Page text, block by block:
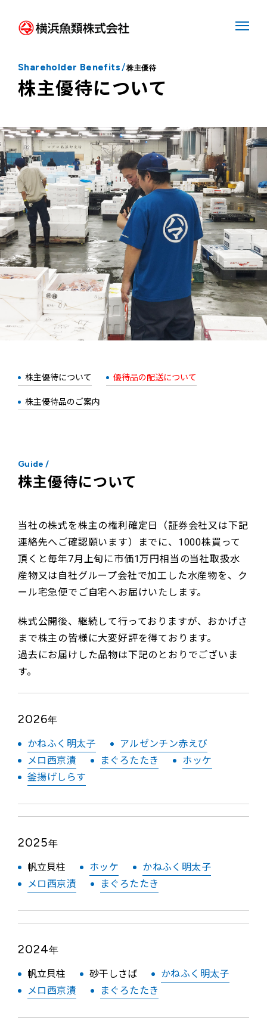
Shareholder Benefits/株主優待
株主優待について
株主優待について 優待品の配送について
株主優待品のご案内
Guide /
株主優待について
当社の株式を株主の権利確定日（証券会社又は下記
連絡先へご確認願います）までに、1000株買って
頂くと毎年7月上旬に市価1万円相当の当社取扱水
産物又は自社グループ会社で加工した水産物を、ク
ール宅急便でご自宅へお届けいたします。
株式公開後、継続して行っておりますが、おかげさ
まで株主の皆様に大変好評を得ております。
過去にお届けした品物は下記のとおりでございま
す。
2026年
かねふく明太子
アルゼンチン赤えび
メロ西京漬
まぐろたたき
ホッケ
釜揚げしらす
2025年
帆立貝柱 ホッケ
かねふく明太子
メロ西京漬
まぐろたたき
2024年
帆立貝柱 砂干しさば
かねふく明太子
メロ西京漬
まぐろたたき